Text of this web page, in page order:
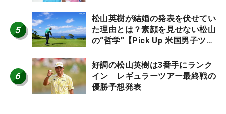
5
松山英樹が結婚の発表を伏せてい
た理由とは？素顔を見せない松山
の“哲学”【Pick Up 米国男子ツア
6
好調の松山英樹は3番手にランク
イン レギュラーツアー最終戦の
優勝予想発表